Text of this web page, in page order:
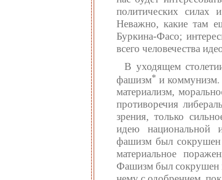
политических силах
Неважно, какие там
Буркина-Фасо;
всего человечества
В уходящем
фашизм* и коммунизм.
материализм,
противоречия
зрения, только
идею национальной
фашизм был сокрушен
материальное
Фашизм был сокрушен